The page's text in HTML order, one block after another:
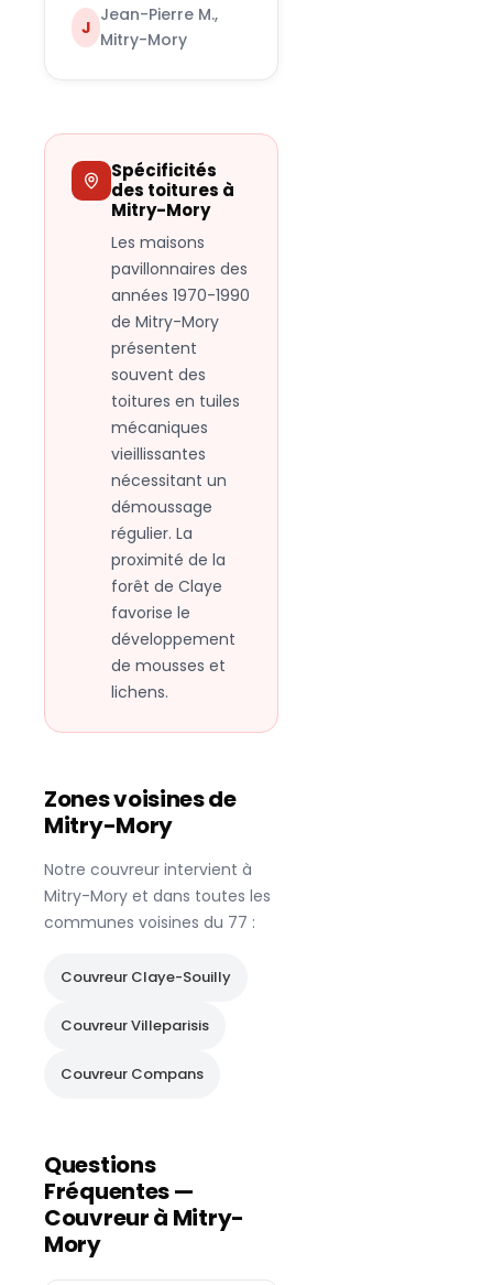
J
Jean-Pierre M.,
Mitry-Mory
Spécificités
des toitures à
Mitry-Mory
Les maisons
pavillonnaires des
années 1970-1990
de Mitry-Mory
présentent
souvent des
toitures en tuiles
mécaniques
vieillissantes
nécessitant un
démoussage
régulier. La
proximité de la
forêt de Claye
favorise le
développement
de mousses et
lichens.
Zones voisines de
Mitry-Mory
Notre couvreur intervient à
Mitry-Mory et dans toutes les
communes voisines du 77 :
Couvreur Claye-Souilly
CouvreurVilleparisis
Couvreur Compans
Questions
Fréquentes —
Couvreur à Mitry-
Mory